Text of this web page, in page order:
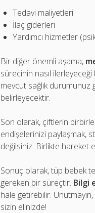
Tedavi maliyetleri
İlaç giderleri
Yardımcı hizmetler
Bir diğer önemli aşama,
sürecinin nasıl ilerleyeceği
mevcut sağlık
belirleyecektir.
Son olarak, çiftlerin
endişelerinizi paylaşmak,
değilsiniz. Birlikte hareket
Sonuç olarak, tüp bebek
gereken bir süreçtir. Bilgi
hale getirebilir.
sizin elinizde!